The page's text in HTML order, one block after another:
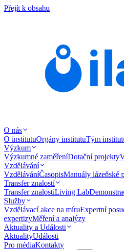
Přejít k obsahu
O nás
O institutuOrgány institutuTým
Výzkum
Výzkumné zaměřeníDotační projekty
Vzdělávání
VzděláváníČasopisManuály lázeňské
Transfer znalostí
Transfer znalostíLiving Lab
Služby
Vzdělávací akce na míruExpertní
expertizyMěření a analýzy
Aktuality a Události
AktualityUdálosti
Pro médiaKontakty